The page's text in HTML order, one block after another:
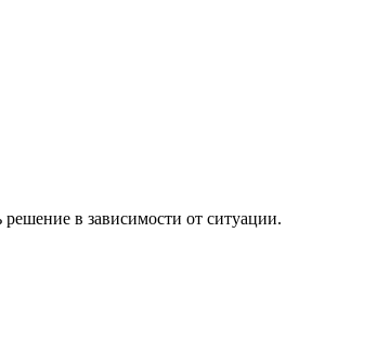
в зависимости от ситуации.